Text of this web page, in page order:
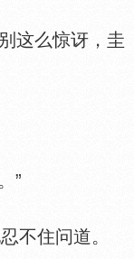
这么惊讶，圭
”
不住问道。